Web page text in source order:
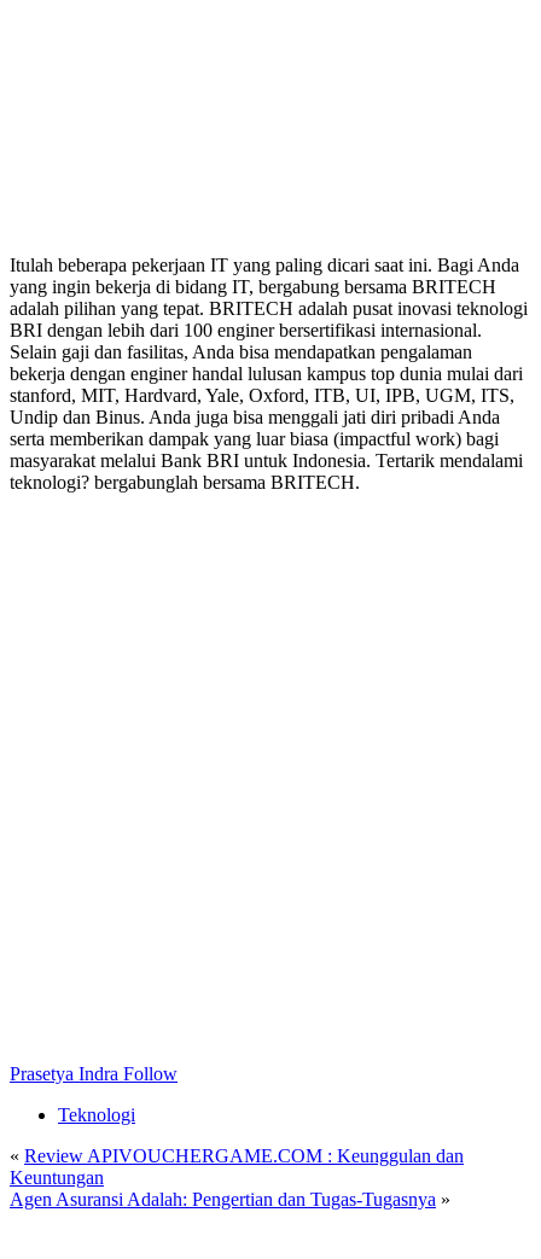
Itulah beberapa pekerjaan IT yang paling dicari saat ini. Bagi Anda
yang ingin bekerja di bidang IT, bergabung bersama BRITECH
adalah pilihan yang tepat. BRITECH adalah pusat inovasi teknologi
BRI dengan lebih dari 100 enginer bersertifikasi internasional.
Selain gaji dan fasilitas, Anda bisa mendapatkan pengalaman
bekerja dengan enginer handal lulusan kampus top dunia mulai dari
stanford, MIT, Hardvard, Yale, Oxford, ITB, UI, IPB, UGM, ITS,
Undip dan Binus. Anda juga bisa menggali jati diri pribadi Anda
serta memberikan dampak yang luar biasa (impactful work) bagi
masyarakat melalui Bank BRI untuk Indonesia. Tertarik mendalami
teknologi? bergabunglah bersama BRITECH.
Prasetya Indra Follow
Teknologi
« Review APIVOUCHERGAME.COM : Keunggulan dan
Keuntungan
Agen Asuransi Adalah: Pengertian dan Tugas-Tugasnya »